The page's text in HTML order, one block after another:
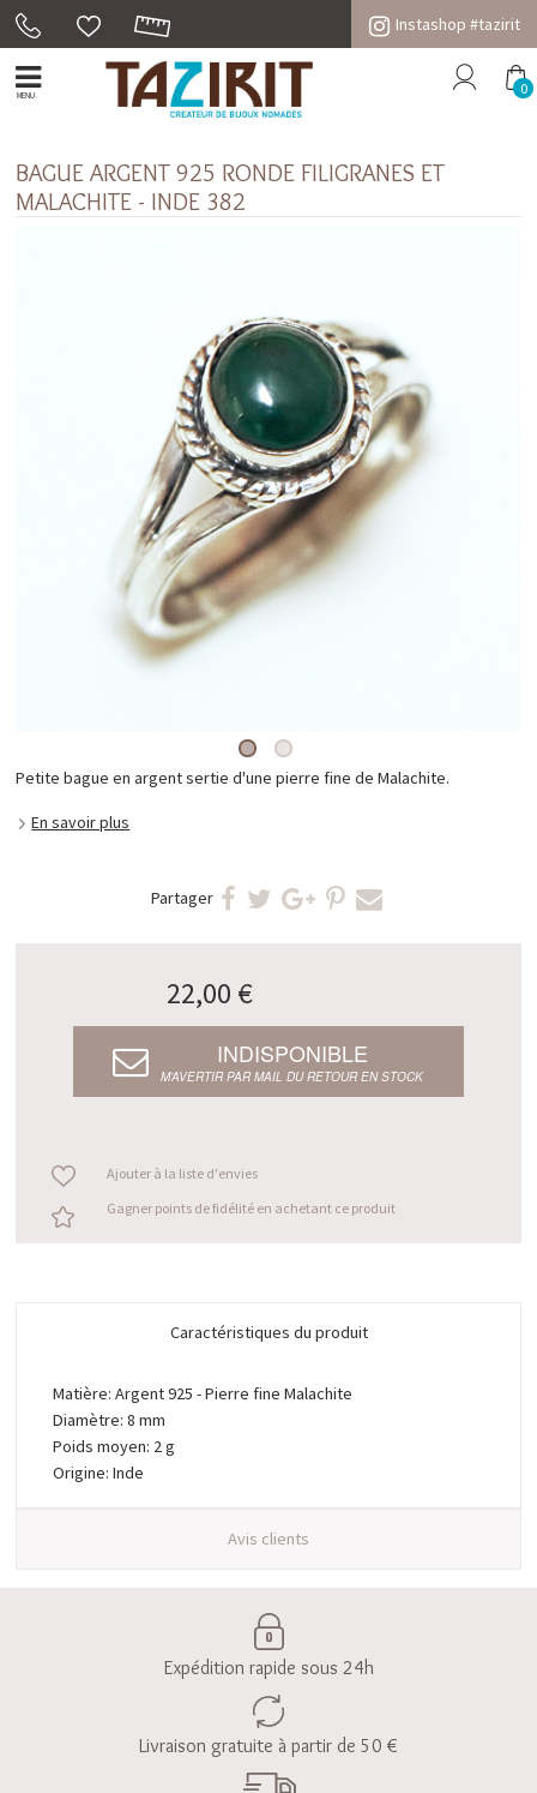
Instashop #tazirit
MENU 0
BAGUE ARGENT 925 RONDE FILIGRANES ET
MALACHITE - INDE 382
Petite bague en argent sertie d'une pierre fine de Malachite.
En savoir plus
Partager
22,00 €
INDISPONIBLE
M’AVERTIR PAR MAIL DU RETOUR EN STOCK
Ajouter à la liste d'envies
Gagner points de fidélité en achetant ce produit
Caractéristiques du produit
Matière: Argent 925 - Pierre fine Malachite
Diamètre: 8 mm
Poids moyen: 2 g
Origine: Inde
Avis clients
Expédition rapide sous 24h
Livraison gratuite à partir de 50 €